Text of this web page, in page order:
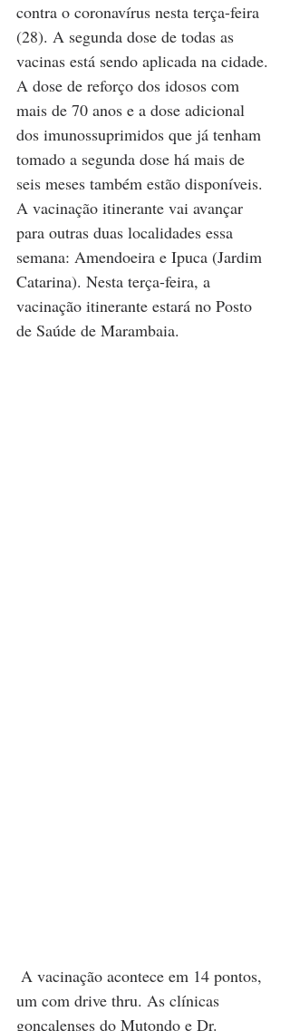
contra o coronavírus nesta terça-feira
(28). A segunda dose de todas as
vacinas está sendo aplicada na cidade.
A dose de reforço dos idosos com
mais de 70 anos e a dose adicional
dos imunossuprimidos que já tenham
tomado a segunda dose há mais de
seis meses também estão disponíveis.
A vacinação itinerante vai avançar
para outras duas localidades essa
semana: Amendoeira e Ipuca (Jardim
Catarina). Nesta terça-feira, a
vacinação itinerante estará no Posto
de Saúde de Marambaia.
um com drive thru. As clínicas
gonçalenses do Mutondo e Dr.